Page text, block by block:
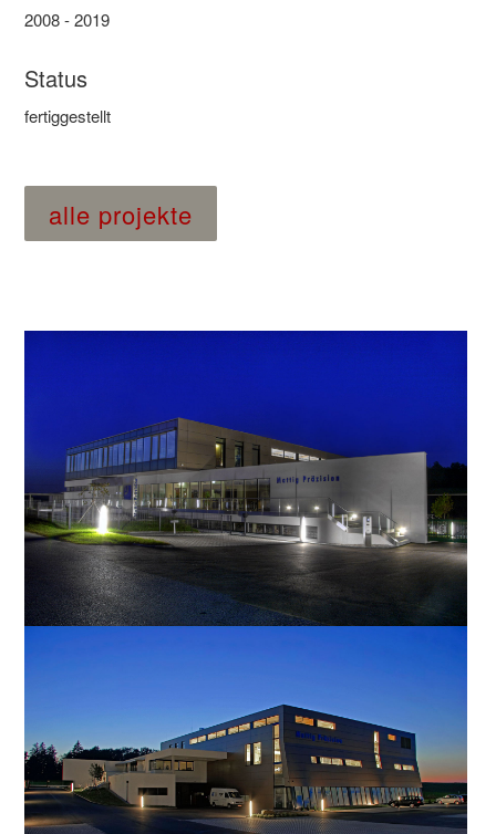
2008 - 2019
Status
fertiggestellt
alle projekte